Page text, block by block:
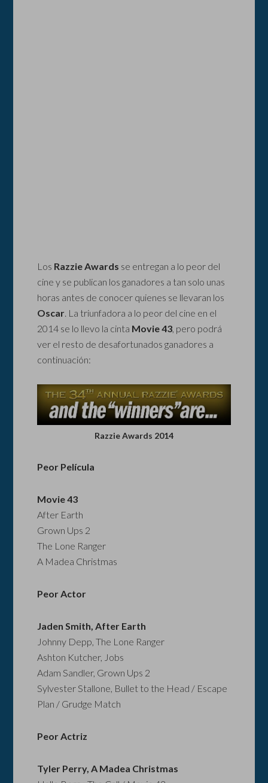
Los Razzie Awards se entregan a lo peor del
cine y se publican los ganadores a tan solo unas
horas antes de conocer quienes se llevaran los
Oscar. La triunfadora a lo peor del cine en el
2014 se lo llevo la cinta Movie 43, pero podrá
ver el resto de desafortunados ganadores a
continuación:
Razzie Awards 2014
Peor Película
Movie 43
After Earth
Grown Ups 2
The Lone Ranger
A Madea Christmas
Peor Actor
Jaden Smith, After Earth
Johnny Depp, The Lone Ranger
Ashton Kutcher, Jobs
Adam Sandler, Grown Ups 2
Sylvester Stallone, Bullet to the Head / Escape
Plan / Grudge Match
Peor Actriz
Tyler Perry, A Madea Christmas